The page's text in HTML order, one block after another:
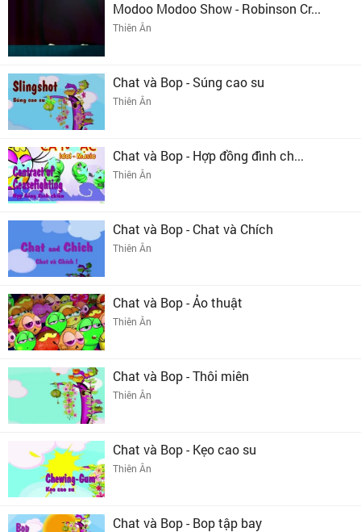
Modoo Modoo Show - Robinson Cr...
Thiên Ân
Chat và Bop - Súng cao su
Thiên Ân
Chat và Bop - Hợp đồng đình ch...
Thiên Ân
Chat và Bop - Chat và Chích
Thiên Ân
Chat và Bop - Ảo thuật
Thiên Ân
Chat và Bop - Thôi miên
Thiên Ân
Chat và Bop - Kẹo cao su
Thiên Ân
Chat và Bop - Bop tập bay